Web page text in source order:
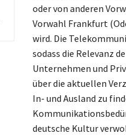
oder von anderen
Vorwahl Frankfurt
wird. Die
sodass die Relevanz
Unternehmen und
über die aktuellen
In- und Ausland zu
deutsche Kultur